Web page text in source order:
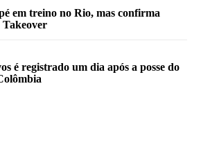
em treino no Rio, mas confirma
é registrado um dia após a posse do